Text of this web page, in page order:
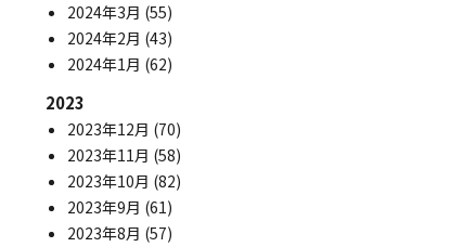
2024年3月 (55)
2024年2月 (43)
2024年1月 (62)
2023
2023年12月 (70)
2023年11月 (58)
2023年10月 (82)
2023年9月 (61)
2023年8月 (57)